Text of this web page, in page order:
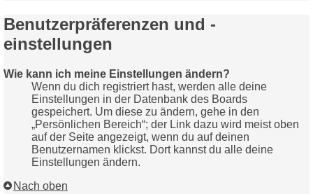
Benutzerpräferenzen und -
einstellungen
Wie kann ich meine Einstellungen ändern?
Wenn du dich registriert hast, werden alle deine
Einstellungen in der Datenbank des Boards
gespeichert. Um diese zu ändern, gehe in den
„Persönlichen Bereich“; der Link dazu wird meist oben
auf der Seite angezeigt, wenn du auf deinen
Benutzernamen klickst. Dort kannst du alle deine
Einstellungen ändern.
Nach oben